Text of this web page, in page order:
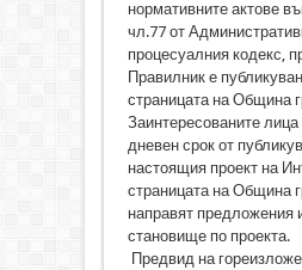
нормативните актове
чл.77 от
процесуалния кодекс,
Правилник е
страницата на Община
Заинтересованите лица
дневен срок от
настоящия проект на
страницата на Община
направят предложения
становище по проекта.
Предвид на